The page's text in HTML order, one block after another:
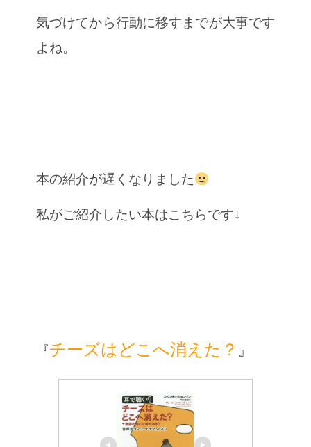
気づけてから行動に移すまでが大事です
よね。
本の紹介が遅くなりました
私がご紹介したい本はこちらです↓
『チーズはどこへ消えた？ 』